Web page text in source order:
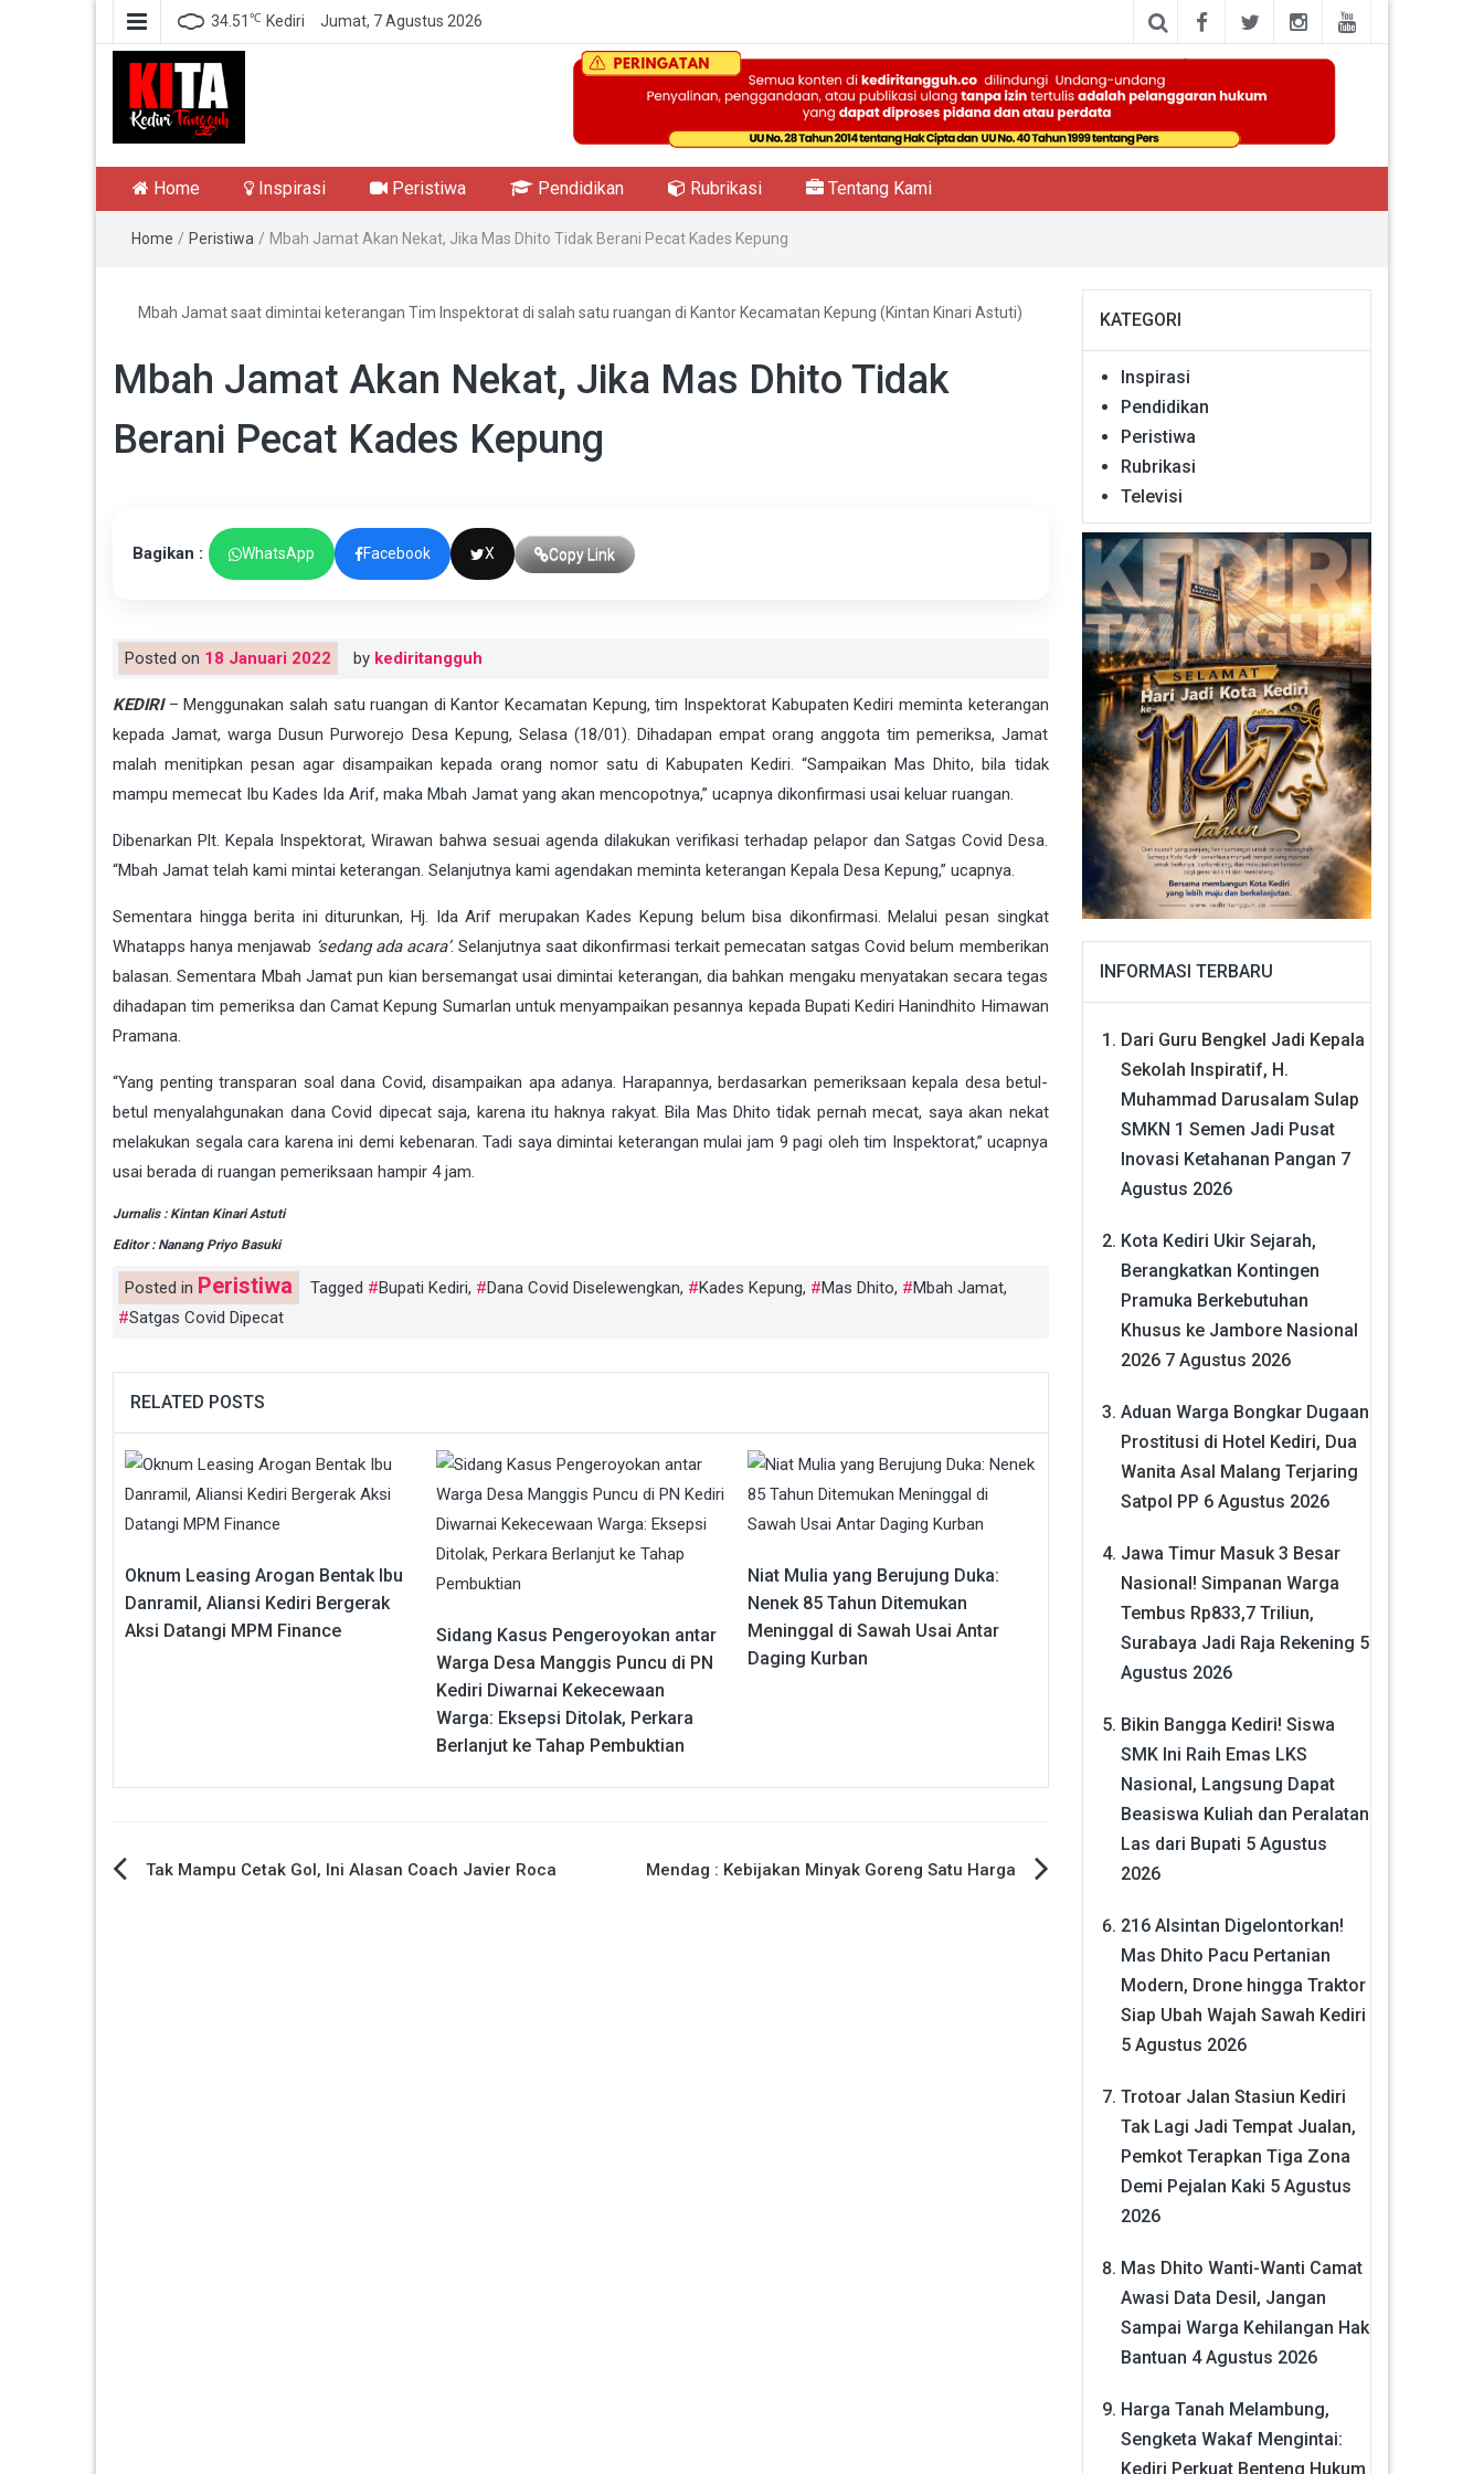
34.51 ℃ Kediri Jumat, 7 Agustus 2026
Kediri Tangguh
Home Inspirasi Peristiwa Pendidikan Rubrikasi Tentang Kami
Home / Peristiwa / Mbah Jamat Akan Nekat, Jika Mas Dhito Tidak Berani Pecat Kades Kepung
Mbah Jamat saat dimintai keterangan Tim Inspektorat di salah satu ruangan di Kantor Kecamatan Kepung (Kintan Kinari Astuti)
Mbah Jamat Akan Nekat, Jika Mas Dhito Tidak
Berani Pecat Kades Kepung
Bagikan : WhatsApp Facebook X Copy Link
Posted on 18 Januari 2022 by kediritangguh
KEDIRI– Menggunakan salah satu ruangan di Kantor Kecamatan Kepung, tim Inspektorat Kabupaten Kediri meminta keterangan
kepada Jamat, warga Dusun Purworejo Desa Kepung, Selasa (18/01). Dihadapan empat orang anggota tim pemeriksa, Jamat
malah menitipkan pesan agar disampaikan kepada orang nomor satu di Kabupaten Kediri. “Sampaikan Mas Dhito, bila tidak
mampu memecat Ibu Kades Ida Arif, maka Mbah Jamat yang akan mencopotnya,” ucapnya dikonfirmasi usai keluar ruangan.
Dibenarkan Plt. Kepala Inspektorat, Wirawan bahwa sesuai agenda dilakukan verifikasi terhadap pelapor dan Satgas Covid Desa.
“Mbah Jamat telah kami mintai keterangan. Selanjutnya kami agendakan meminta keterangan Kepala Desa Kepung,” ucapnya.
Sementara hingga berita ini diturunkan, Hj. Ida Arif merupakan Kades Kepung belum bisa dikonfirmasi. Melalui pesan singkat
Whatapps hanya menjawab ‘sedang ada acara’. Selanjutnya saat dikonfirmasi terkait pemecatan satgas Covid belum memberikan
balasan. Sementara Mbah Jamat pun kian bersemangat usai dimintai keterangan, dia bahkan mengaku menyatakan secara tegas
dihadapan tim pemeriksa dan Camat Kepung Sumarlan untuk menyampaikan pesannya kepada Bupati Kediri Hanindhito Himawan
Pramana.
“Yang penting transparan soal dana Covid, disampaikan apa adanya. Harapannya, berdasarkan pemeriksaan kepala desa betul-
betul menyalahgunakan dana Covid dipecat saja, karena itu haknya rakyat. Bila Mas Dhito tidak pernah mecat, saya akan nekat
melakukan segala cara karena ini demi kebenaran. Tadi saya dimintai keterangan mulai jam 9 pagi oleh tim Inspektorat,” ucapnya
usai berada di ruangan pemeriksaan hampir 4 jam.
Jurnalis : Kintan Kinari Astuti
Editor : Nanang Priyo Basuki
Posted in Peristiwa Tagged Bupati Kediri, Dana Covid Diselewengkan, Kades Kepung, Mas Dhito, Mbah Jamat,
Satgas Covid Dipecat
RELATED POSTS
Oknum Leasing Arogan Bentak Ibu
Danramil, Aliansi Kediri Bergerak
Aksi Datangi MPM Finance
Sidang Kasus Pengeroyokan antar
Warga Desa Manggis Puncu di PN
Kediri Diwarnai Kekecewaan
Warga: Eksepsi Ditolak, Perkara
Berlanjut ke Tahap Pembuktian
Niat Mulia yang Berujung Duka:
Nenek 85 Tahun Ditemukan
Meninggal di Sawah Usai Antar
Daging Kurban
Navigasi
Tak Mampu Cetak Gol, Ini Alasan Coach Javier Roca Mendag : Kebijakan Minyak Goreng Satu Harga
KATEGORI
Inspirasi
Pendidikan
Peristiwa
Rubrikasi
Televisi
INFORMASI TERBARU
Dari Guru Bengkel Jadi Kepala
Sekolah Inspiratif, H.
Muhammad Darusalam Sulap
SMKN 1 Semen Jadi Pusat
Inovasi Ketahanan Pangan 7
Agustus 2026
Kota Kediri Ukir Sejarah,
Berangkatkan Kontingen
Pramuka Berkebutuhan
Khusus ke Jambore Nasional
2026 7 Agustus 2026
Aduan Warga Bongkar Dugaan
Prostitusi di Hotel Kediri, Dua
Wanita Asal Malang Terjaring
Satpol PP 6 Agustus 2026
Jawa Timur Masuk 3 Besar
Nasional! Simpanan Warga
Tembus Rp833,7 Triliun,
Surabaya Jadi Raja Rekening 5
Agustus 2026
Bikin Bangga Kediri! Siswa
SMK Ini Raih Emas LKS
Nasional, Langsung Dapat
Beasiswa Kuliah dan Peralatan
Las dari Bupati 5 Agustus
2026
216 Alsintan Digelontorkan!
Mas Dhito Pacu Pertanian
Modern, Drone hingga Traktor
Siap Ubah Wajah Sawah Kediri
5 Agustus 2026
Trotoar Jalan Stasiun Kediri
Tak Lagi Jadi Tempat Jualan,
Pemkot Terapkan Tiga Zona
Demi Pejalan Kaki 5 Agustus
2026
Mas Dhito Wanti-Wanti Camat
Awasi Data Desil, Jangan
Sampai Warga Kehilangan Hak
Bantuan 4 Agustus 2026
Harga Tanah Melambung,
Sengketa Wakaf Mengintai:
Kediri Perkuat Benteng Hukum